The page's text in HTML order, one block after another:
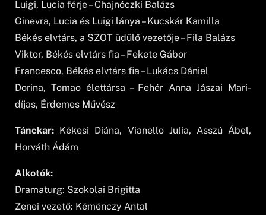
Luigi, Lucia férje – Chajnóczki Balázs
Ginevra, Lucia és Luigi lánya – Kucskár Kamilla
Békés elvtárs, a SZOT üdülő vezetője – Fila Balázs
Viktor, Békés elvtárs fia – Fekete Gábor
Francesco, Békés elvtárs fia – Lukács Dániel
Dorina, Tomao élettársa – Fehér Anna Jászai Mari-
díjas, Érdemes Művész
Tánckar: Kékesi Diána, Vianello Julia, Asszú Ábel,
Horváth Ádám
Alkotók:
Dramaturg: Szokolai Brigitta
Zenei vezető: Kéménczy Antal